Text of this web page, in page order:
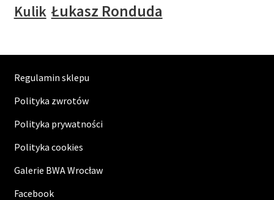
Kulik Łukasz Ronduda
Regulamin sklepu
Polityka zwrotów
Polityka prywatności
Polityka cookies
Galerie BWA Wrocław
Facebook